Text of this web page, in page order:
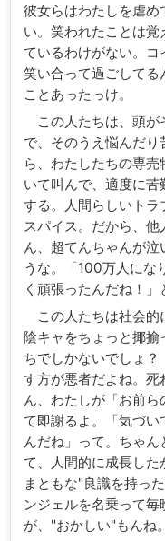
彼女らはわたしを虐
い。笑われたことは覚
ているわけがない。コ
笑い合って過ごしてる
ことあったっけ。
この人たちは、頭が
で、そのうえ悩んだ
ら、わたしたちの専
いて叫んで、適度に
する。人間らしいト
スパイス。だから、
ん、超てんちゃんが
うな。「100万人にな
く頑張ったんだね！」
この人たちは社会的
陰キャをちょっと揶揄
ちでしかないでしょ
す方が悪者だよね。
ん、わたしが「お前
て即謝るよ。「気づい
んだね」って。ちゃ
て、人間的に成長した
まともな"良識を持っ
ンジェルを名乗って
が、"おかしい"もんね。